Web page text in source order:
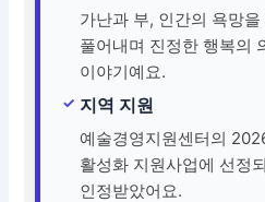
가난과 부, 인간의 욕망
풀어내며 진정한 행복의
이야기예요.
지역 지원
예술경영지원센터의
활성화 지원사업에 선정
인정받았어요.